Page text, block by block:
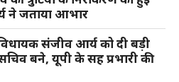
ने जताया आभार
संजीव आर्य को दी बड़ी
बने, यूपी के सह प्रभारी की